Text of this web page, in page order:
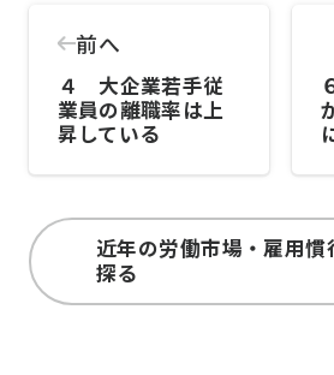
前へ
４ 大企業若手従
業員の離職率は上
昇している
近年の労働市場・雇用慣
探る